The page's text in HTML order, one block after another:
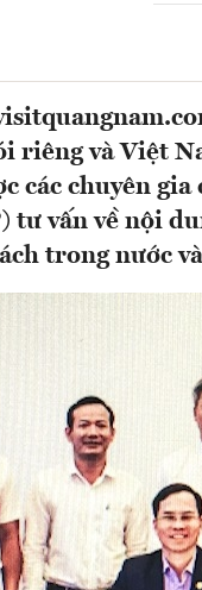
riêng và Việt
các chuyên
tư vấn về nội
trong nước